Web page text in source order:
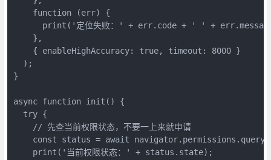
    function (err) {
print('定位失败：' + err.code + ' ' +
    },
    { enableHighAccuracy: true, timeout: 8000 }
  );
}
async function init() {
  try {
    // 先查当前权限状态，不要一上来就申请
const status = await
    print('当前权限状态：' + status.state);